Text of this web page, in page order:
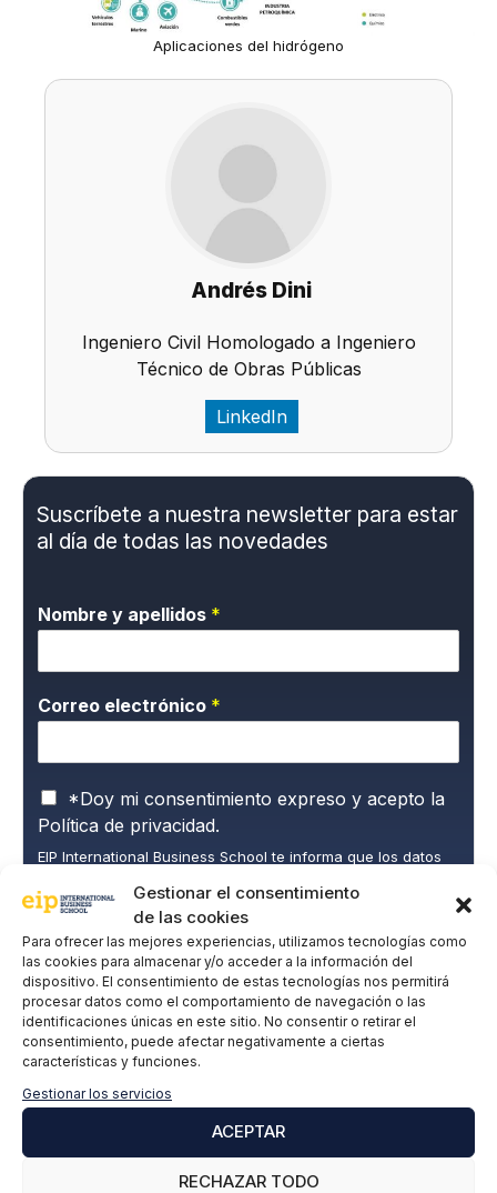
Gestionar el consentimiento
de las cookies
Para ofrecer las mejores experiencias, utilizamos tecnologías como
las cookies para almacenar y/o acceder a la información del
dispositivo. El consentimiento de estas tecnologías nos permitirá
procesar datos como el comportamiento de navegación o las
identificaciones únicas en este sitio. No consentir o retirar el
consentimiento, puede afectar negativamente a ciertas
características y funciones.
Gestionar los servicios
ACEPTAR
RECHAZAR TODO
Aplicaciones del hidrógeno
Andrés Dini
Ingeniero Civil Homologado a Ingeniero
Técnico de Obras Públicas
LinkedIn
Suscríbete a nuestra newsletter para estar
al día de todas las novedades
Nombre y apellidos *
Correo electrónico *
P
o
í
i
a
d
e
P
r
i
a
*Doy mi consentimiento expreso y acepto la
Política de privacidad.
EIP International Business School te informa que los datos
Internacional Educativa y Tecnológica, S.A.U. como
responsable de esta web. La finalidad de la recogida y
tratamiento de los datos personales es gestionar tu
suscripción a la newsletter así como para el envío de
información comercial de los servicios del responsable del
tratamiento. La legitimación es el consentimiento explícito
del/a interesado/a. No se cederán datos a terceros, salvo
obligación legal. Podrás ejercer tus derechos de acceso,
rectificación, limitación y supresión de los datos en
cumplimiento@grupomainjobs.com, así como el derecho a
presentar una reclamación ante la autoridad de control.
Puedes consultar la información adicional y detallada sobre
Protección de datos en la Política de Privacidad que
encontrarás en nuestra página web.
SUSCRIBIRME